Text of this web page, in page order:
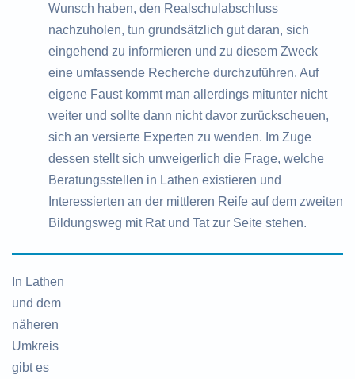
Wunsch haben, den Realschulabschluss
nachzuholen, tun grundsätzlich gut daran, sich
eingehend zu informieren und zu diesem Zweck
eine umfassende Recherche durchzuführen. Auf
eigene Faust kommt man allerdings mitunter nicht
weiter und sollte dann nicht davor zurückscheuen,
sich an versierte Experten zu wenden. Im Zuge
dessen stellt sich unweigerlich die Frage, welche
Beratungsstellen in Lathen existieren und
Interessierten an der mittleren Reife auf dem zweiten
Bildungsweg mit Rat und Tat zur Seite stehen.
In Lathen
und dem
näheren
Umkreis
gibt es